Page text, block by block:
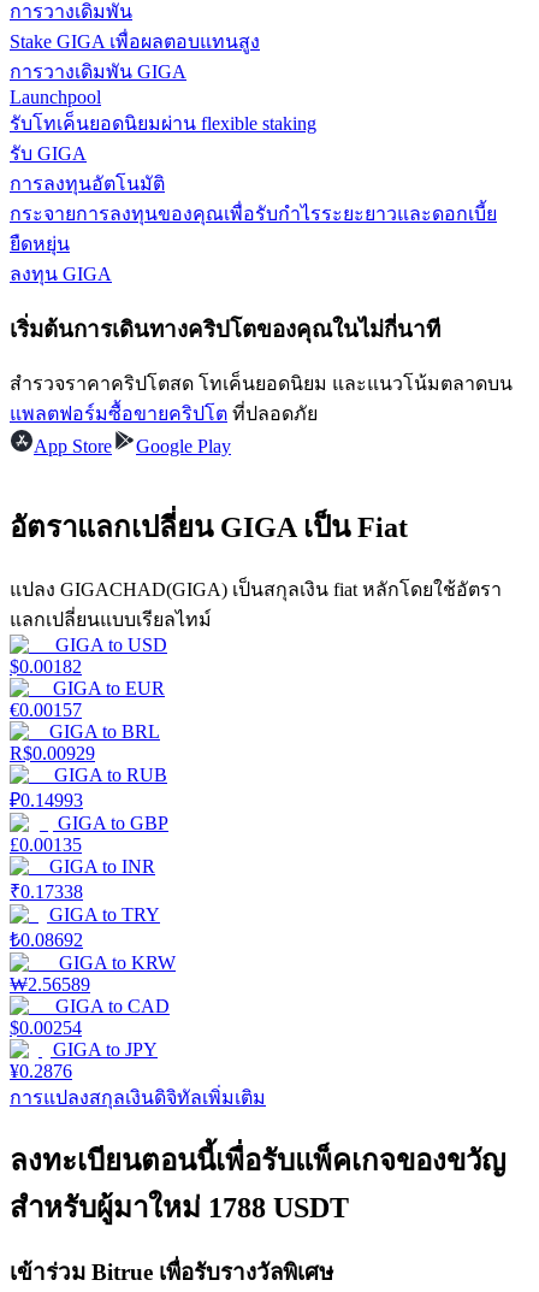
รับรางวัลการแข่งขันทุกวัน
Launchpool
การเซ้งแบบยืดหยุ่นเพื่อรับโทเคนยอดนิยม
การล็อค BTR
การลงทุนพิเศษสำหรับผู้ถือ BTR
เงินกู้
บริการยืมเงินที่ได้รับการสนับสนุนจาก Crypto
การวางเดิมพัน
Stake GIGA เพื่อผลตอบแทนสูง
การวางเดิมพัน GIGA
Launchpool
รับโทเค็นยอดนิยมผ่าน flexible staking
รับ GIGA
การลงทุนอัตโนมัติ
กระจายการลงทุนของคุณเพื่อรับกำไรระยะยาวและดอกเบี้ย
ยืดหยุ่น
ลงทุน GIGA
เริ่มต้นการเดินทางคริปโตของคุณในไม่กี่นาที
สำรวจราคาคริปโตสด โทเค็นยอดนิยม และแนวโน้มตลาดบน
แพลตฟอร์มซื้อขายคริปโต ที่ปลอดภัย
App Store
Google Play
อัตราแลกเปลี่ยน GIGA เป็น Fiat
แปลง GIGACHAD(GIGA) เป็นสกุลเงิน fiat หลักโดยใช้อัตรา
แลกเปลี่ยนแบบเรียลไทม์
GIGA to USD
$0.00182
GIGA to EUR
€0.00157
GIGA to BRL
R$0.00929
GIGA to RUB
₽0.14993
GIGA to GBP
£0.00135
GIGA to INR
₹0.17338
GIGA to TRY
₺0.08692
GIGA to KRW
₩2.56589
GIGA to CAD
$0.00254
GIGA to JPY
¥0.2876
การแปลงสกุลเงินดิจิทัลเพิ่มเติม
ลงทะเบียนตอนนี้เพื่อรับแพ็คเกจของขวัญ
สำหรับผู้มาใหม่ 1788 USDT
เข้าร่วม Bitrue เพื่อรับรางวัลพิเศษ